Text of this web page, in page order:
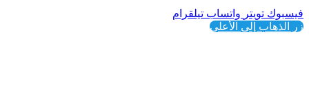
فيسبوك تويتر واتساب تيلقرام
زر الذهاب إلى الأعلى